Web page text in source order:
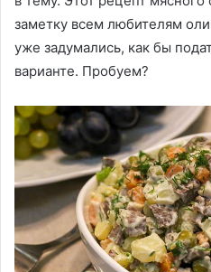
заметку всем любителям
уже задумались, как бы
варианте. Пробуем?